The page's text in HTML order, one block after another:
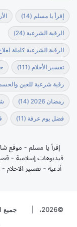
إقرأ يا مسلم (14)
الرقية الشرعية (24)
الرقية الشرعية كاملة
تفسير الأحلام (111)
رقية شرعية للعين
رمضان 2026 (14)
فضل يوم عرفة (11)
إقرأ يا مسلم - موقع
فيديوهات إسلامية -
أدعية - تفسير
©2026، |
جميع